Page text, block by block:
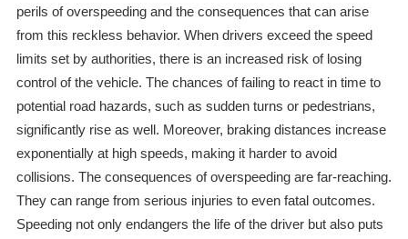
perils of overspeeding and the consequences that can arise
from this reckless behavior. When drivers exceed the speed
limits set by authorities, there is an increased risk of losing
control of the vehicle. The chances of failing to react in time to
potential road hazards, such as sudden turns or pedestrians,
significantly rise as well. Moreover, braking distances increase
exponentially at high speeds, making it harder to avoid
collisions. The consequences of overspeeding are far-reaching.
They can range from serious injuries to even fatal outcomes.
Speeding not only endangers the life of the driver but also puts